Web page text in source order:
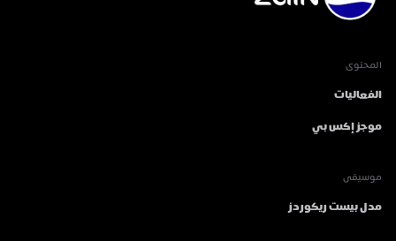
المحتوى
الفعاليات
موجز إكس بي
موسيقى
مدل بيست ريكوردز